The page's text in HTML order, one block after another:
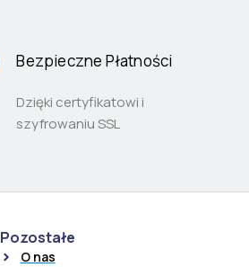
Bezpieczne Płatności
Dzięki certyfikatowi i
szyfrowaniu SSL
Pozostałe
O nas